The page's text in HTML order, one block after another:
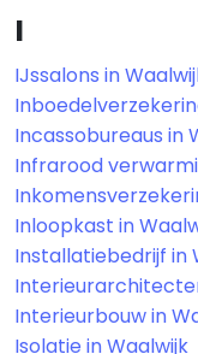
I
IJssalons in
Incassobureaus in
Infrarood
Inloopkast in
Installatiebedrijf in
Interieurbouw in
Isolatie in Waalwijk